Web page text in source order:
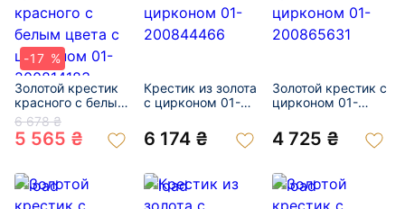
-17 %
Золотой крестик
красного с белым
цвета с цирконом
01-200814183
6 678 ₴
5 565 ₴
Крестик из золота
с цирконом 01-
6 174 ₴
Золотой крестик с
цирконом 01-
4 725 ₴